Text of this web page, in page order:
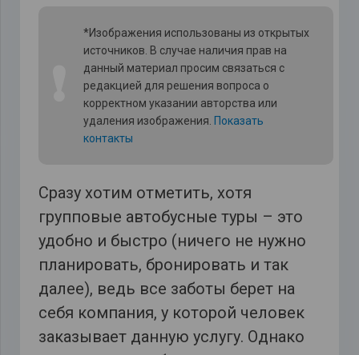
*Изображения использованы из открытых
источников. В случае наличия прав на
данный материал просим связаться с
редакцией для решения вопроса о
корректном указании авторства или
удаления изображения. Показать
контакты
Сразу хотим отметить, хотя
групповые автобусные туры – это
удобно и быстро (ничего не нужно
планировать, бронировать и так
далее), ведь все заботы берет на
себя компания, у которой человек
заказывает данную услугу. Однако